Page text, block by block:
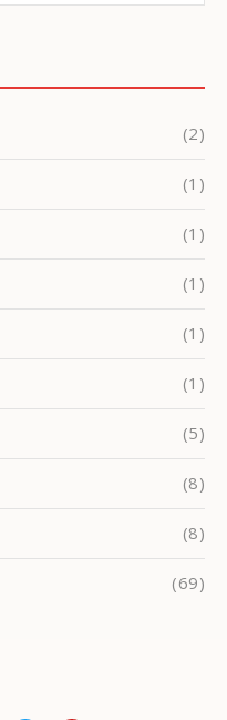
(2)
(1)
(1)
(1)
(1)
(1)
(5)
(8)
(8)
(69)